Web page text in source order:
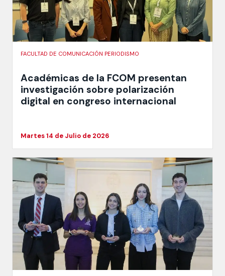
FACULTAD DE COMUNICACIÓN PERIODISMO
Académicas de la FCOM presentan
investigación sobre polarización
digital en congreso internacional
Martes 14 de Julio de 2026